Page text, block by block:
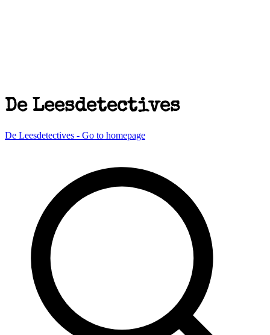
De Leesdetectives
De Leesdetectives - Go to homepage